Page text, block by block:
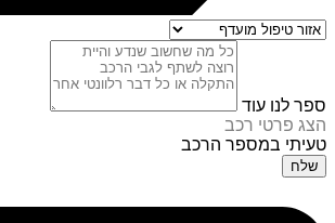
ספר לנו עוד
הצג פרטי רכב
טעיתי במספר הרכב
שלח